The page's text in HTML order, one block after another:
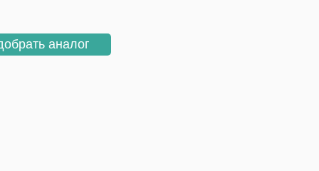
аналог